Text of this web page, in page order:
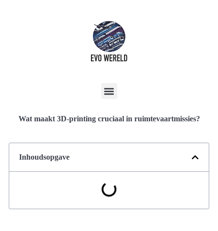
Wat maakt 3D-printing cruciaal in ruimtevaartmissies?
Inhoudsopgave